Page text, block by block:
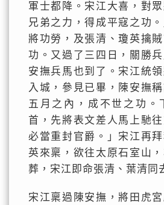
軍士都降。宋江大喜，對
兄弟之力，得成平寇之功
將功勞，及張清、瓊英擒
功。又過了三四日，關勝
安撫兵馬也到了。宋江統
入城，參見已畢，陳安撫
五月之內，成不世之功。
首，先將表文差人馬上馳
必當重封官爵。」宋江再
英來稟，欲往太原石室山
葬，宋江即命張清、葉清同
宋江稟過陳安撫，將田虎